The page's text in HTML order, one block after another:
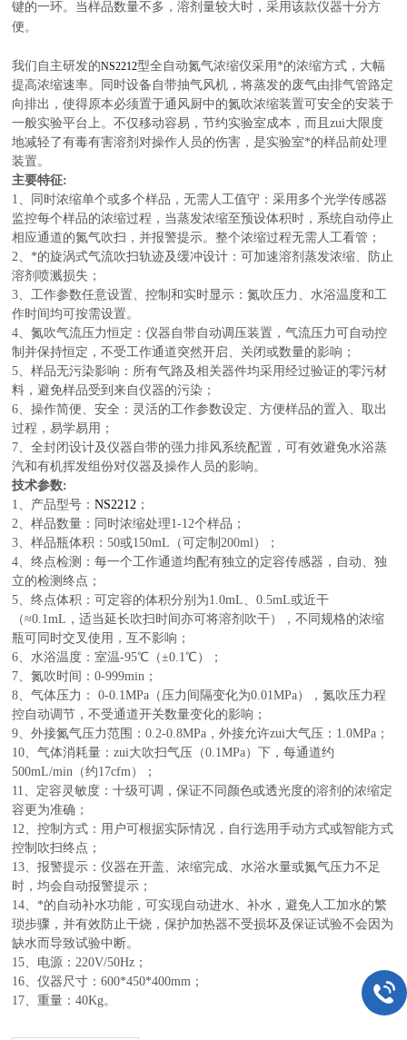
键的一环。当样品数量不多，溶剂量较大时，采用该款仪器十分方
便。
我们 自主研发的NS2212型全自动氮气浓缩仪采用*的浓缩方式，大幅
提高浓缩速率。同时设备自带抽气风机，将蒸发的废气由排气管路定
向排出，使得原本必须置于通风厨中的氮吹浓缩装置可安全的安装于
一般实验平台上。不仅移动容易，节约实验室成本，而且zui大限度
地减轻了有毒有害溶剂对操作人员的伤害，是实验室*的样品前处理
装置。
主要特征:
1、同时浓缩单个或多个样品，无需人工值守：采用多个光学传感器
监控每个样品的浓缩过程，当蒸发浓缩至预设体积时，系统自动停止
相应通道的氮气吹扫，并报警提示。整个浓缩过程无需人工看管；
2、*的旋涡式气流吹扫轨迹及缓冲设计：可加速溶剂蒸发浓缩、防止
溶剂喷溅损失；
3、工作参数任意设置、控制和实时显示：氮吹压力、水浴温度和工
作时间均可按需设置。
4、氮吹气流压力恒定：仪器自带自动调压装置，气流压力可自动控
制并保持恒定，不受工作通道突然开启、关闭或数量的影响；
5、样品无污染影响：所有气路及相关器件均采用经过验证的零污材
料，避免样品受到来自仪器的污染；
6、操作简便、安全：灵活的工作参数设定、方便样品的置入、取出
过程，易学易用；
7、全封闭设计及仪器自带的强力排风系统配置，可有效避免水浴蒸
汽和有机挥发组份对仪器及操作人员的影响。
技术参数:
1、产品型号：NS2212 ；
2、样品数量：同时浓缩处理1-12个样品；
3、样品瓶体积：50或150mL（可定制200ml）；
4、终点检测：每一个工作通道均配有独立的定容传感器，自动、独
立的检测终点；
5、终点体积：可定容的体积分别为1.0mL、0.5mL或近干
（≈0.1mL，适当延长吹扫时间亦可将溶剂吹干），不同规格的浓缩
瓶可同时交叉使用，互不影响；
6、水浴温度：室温-95℃（±0.1℃）；
7、氮吹时间：0-999min；
8、气体压力： 0-0.1MPa（压力间隔变化为0.01MPa），氮吹压力程
控自动调节，不受通道开关数量变化的影响；
9、外接氮气压力范围：0.2-0.8MPa，外接允许zui大气压：1.0MPa；
10、气体消耗量：zui大吹扫气压（0.1MPa）下，每通道约
500mL/min（约17cfm）；
11、定容灵敏度：十级可调，保证不同颜色或透光度的溶剂的浓缩定
容更为准确；
12、控制方式：用户可根据实际情况，自行选用手动方式或智能方式
控制吹扫终点；
13、报警提示：仪器在开盖、浓缩完成、水浴水量或氮气压力不足
时，均会自动报警提示；
14、*的自动补水功能，可实现自动进水、补水，避免人工加水的繁
琐步骤，并有效防止干烧，保护加热器不受损坏及保证试验不会因为
缺水而导致试验中断。
15、电源：220V/50Hz；
16、仪器尺寸：600*450*400mm；
17、重量：40Kg。